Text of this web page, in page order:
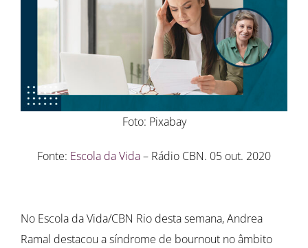
Foto: Pixabay
Fonte: Escola da Vida– Rádio CBN. 05 out. 2020
No Escola da Vida/CBN Rio desta semana, Andrea
Ramal destacou a síndrome de bournout no âmbito